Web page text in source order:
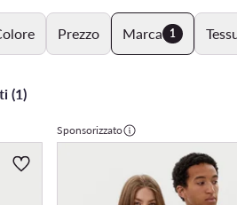
Prezzo Marca 1
(1)
Sponsorizzato